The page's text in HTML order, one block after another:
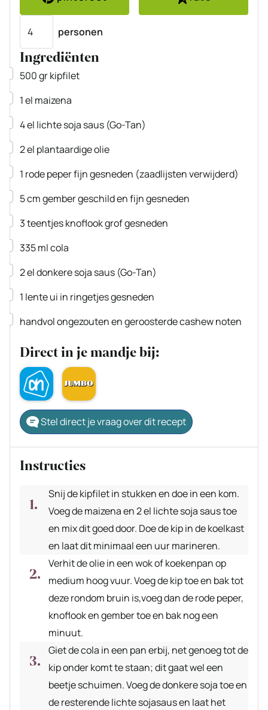
personen
Ingrediënten
▢
500grkipfilet
▢
1el maizena
▢
4el lichte soja saus (Go-Tan)
▢
2el plantaardige olie
▢
1 rode peperfijn gesneden (zaadlijsten verwijderd)
▢
5cmgembergeschild en fijn gesneden
▢
3teentjesknoflookgrof gesneden
▢
335mlcola
▢
2eldonkere soja saus (Go-Tan)
▢
1 lente ui in ringetjes gesneden
▢
handvolongezouten en geroosterde cashew noten
Direct in je mandje bij:
Stel direct je vraag over dit recept
Instructies
Snij de kipfilet in stukken en doe in een kom.
Voeg de maizena en 2 el lichte soja saus toe
en mix dit goed door. Doe de kip in de koelkast
en laat dit minimaal een uur marineren.
Verhit de olie in een wok of koekenpan op
medium hoog vuur. Voeg de kip toe en bak tot
deze rondom bruin is,voeg dan de rode peper,
knoflook en gember toe en bak nog een
minuut.
Giet de cola in een pan erbij, net genoeg tot de
kip onder komt te staan; dit gaat wel een
beetje schuimen. Voeg de donkere soja toe en
de resterende lichte sojasaus en laat het